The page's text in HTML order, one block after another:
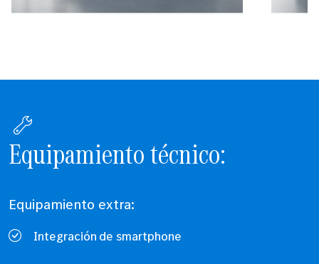
Equipamiento técnico:
Equipamiento extra:
Integración de smartphone